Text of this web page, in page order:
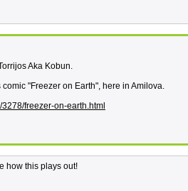
Aka Kobun.
"Freezer on Earth", here in Amilova.
freezer-on-earth.html
how this plays out!